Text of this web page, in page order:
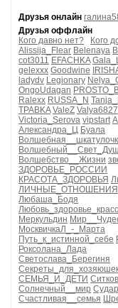
Друзья онлайн
Друзья оффлайн
Кого давно нет?
Кого
Alissija_Flear Belenaya
cot3011 EFACHKA
gelexxx Goodwine
ladydv Legionary
OngoUdagan
Ralexx RUSSA_N
TPABKA ValeZ Valya6827
Victoria_Serova vipstart
Александра_Ц Буала
Волшебство__Жизни
ЗДОРОВЬЕ_РОССИИ
КРАСОТА_ЗДОРОВЬЯ
ЛИЧНЫЕ_ОТНОШЕНИЯ
Любаша_Бодя
Меркульдин
МосквичкаЛ_-_Марта
Путь_к_истинной_себе
Роксолана_Лада
Светослава_Берегиня
СЕМЬЯ_И_ДЕТИ
Солнечный__мир
Счастливая__семья